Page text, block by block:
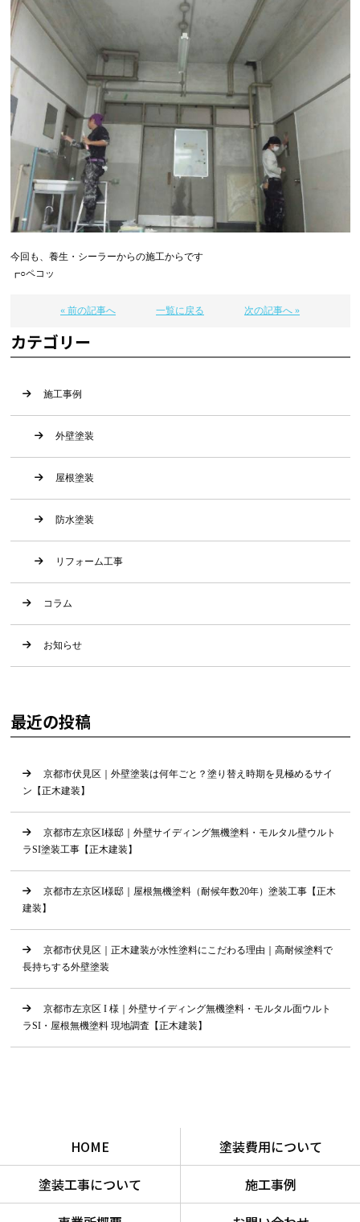
今回も、養生・シーラーからの施工からです
┏○ペコッ
« 前の記事へ 一覧に戻る 次の記事へ »
カテゴリー
施工事例
外壁塗装
屋根塗装
防水塗装
リフォーム工事
コラム
お知らせ
最近の投稿
京都市伏見区｜外壁塗装は何年ごと？塗り替え時期を見極めるサイ
ン【正木建装】
京都市左京区I様邸｜外壁サイディング無機塗料・モルタル壁ウルト
ラSI塗装工事【正木建装】
京都市左京区I様邸｜屋根無機塗料（耐候年数20年）塗装工事【正木
建装】
京都市伏見区｜正木建装が水性塗料にこだわる理由｜高耐候塗料で
長持ちする外壁塗装
京都市左京区 I 様｜外壁サイディング無機塗料・モルタル面ウルト
ラSI・屋根無機塗料 現地調査【正木建装】
HOME
塗装費用について
塗装工事について
施工事例